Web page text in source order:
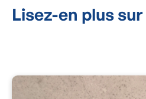
Lisez-en plus sur